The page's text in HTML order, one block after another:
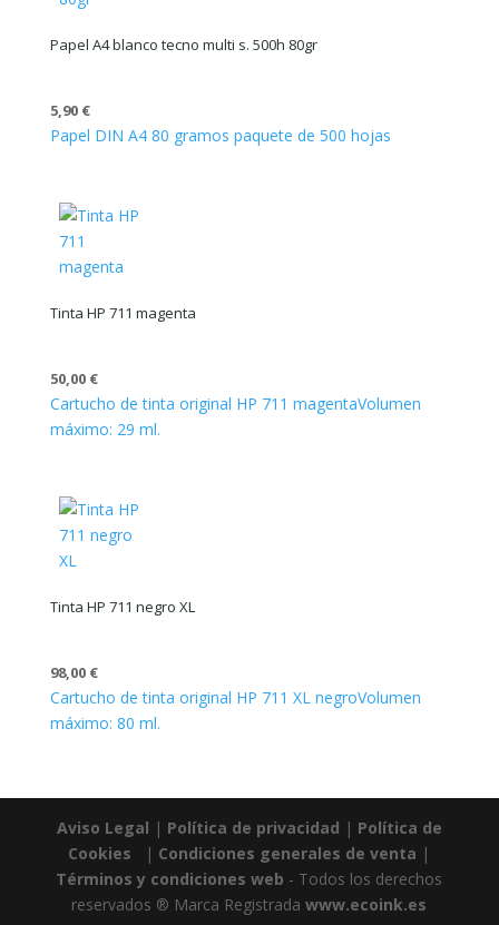
Papel A4 blanco tecno multi s. 500h 80gr
5,90 €
Papel DIN A4 80 gramos paquete de 500 hojas
Tinta HP 711 magenta
50,00 €
Cartucho de tinta original HP 711 magentaVolumen
máximo: 29 ml.
Tinta HP 711 negro XL
98,00 €
Cartucho de tinta original HP 711 XL negroVolumen
máximo: 80 ml.
Aviso Legal | Política de privacidad | Política de
Cookies | Condiciones generales de venta |
Términos y condiciones web - Todos los derechos
reservados ® Marca Registradawww.ecoink.es